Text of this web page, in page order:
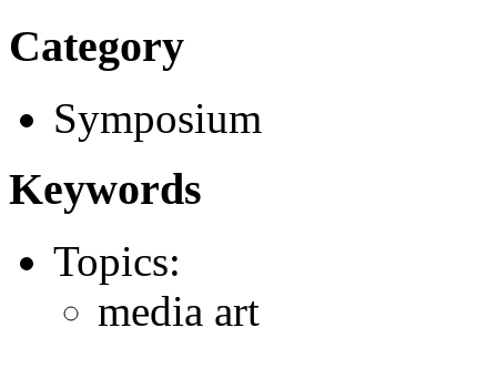
Category
Symposium
Keywords
Topics:
media art